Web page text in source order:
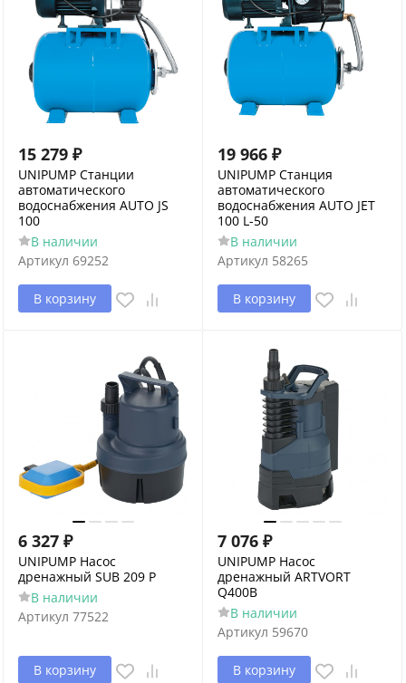
15 279 ₽
UNIPUMP Станции
автоматического
водоснабжения AUTO JS
100
В наличии
Артикул 69252
В корзину
19 966 ₽
UNIPUMP Станция
автоматического
водоснабжения AUTO JET
100 L-50
В наличии
Артикул 58265
В корзину
6 327 ₽
UNIPUMP Насос
дренажный SUB 209 P
В наличии
Артикул 77522
В корзину
7 076 ₽
UNIPUMP Насос
дренажный ARTVORT
Q400B
В наличии
Артикул 59670
В корзину